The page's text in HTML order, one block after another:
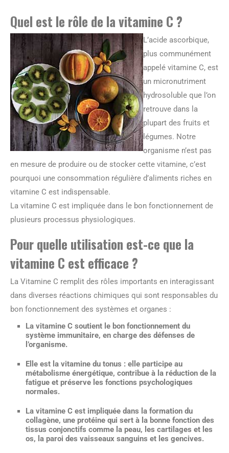
Quel est le rôle de la vitamine C ?
L’acide ascorbique,
plus communément
appelé vitamine C, est
un micronutriment
hydrosoluble que l’on
retrouve dans la
plupart des fruits et
légumes. Notre
organisme n’est pas
en mesure de produire ou de stocker cette vitamine, c’est
pourquoi une consommation régulière d’aliments riches en
vitamine C est indispensable.
La vitamine C est impliquée dans le bon fonctionnement de
plusieurs processus physiologiques.
Pour quelle utilisation est-ce que la
vitamine C est efficace ?
La Vitamine C remplit des rôles importants en interagissant
dans diverses réactions chimiques qui sont responsables du
bon fonctionnement des systèmes et organes :
La vitamine C soutient le bon fonctionnement du
système immunitaire, en charge des défenses de
l’organisme.
Elle est la vitamine du tonus : elle participe au
métabolisme énergétique, contribue à la réduction de la
fatigue et préserve les fonctions psychologiques
normales.
La vitamine C est impliquée dans la formation du
collagène, une protéine qui sert à la bonne fonction des
tissus conjonctifs comme la peau, les cartilages et les
os, la paroi des vaisseaux sanguins et les gencives.